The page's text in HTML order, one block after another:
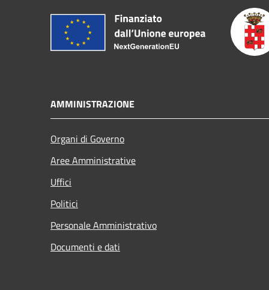
AMMINISTRAZIONE
Organi di Governo
Aree Amministrative
Uffici
Politici
Personale Amministrativo
Documenti e dati